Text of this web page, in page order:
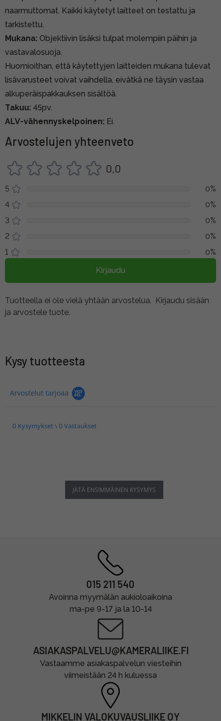
naarmuttomat. Kaikki käytetyt laitteet on testattu ja
tarkistettu.
Mukana: Objektiivin lisäksi tulpat molempiin päihin ja
vastavalosuoja.
Huomioithan, että käytettyjen laitteiden mukana tulevat
lisävarusteet voivat vaihdella, eivätkä ne täysin vastaa
alkuperäispakkauksen sisältöä.
Takuu: 45pv.
ALV-vähennyskelpoinen: Ei.
Arvostelujen yhteenveto
0,0
5
0%
4
0%
3
0%
2
0%
1
0%
Kirjaudu
Tuotteella ei ole vielä yhtään arvostelua. Kirjaudu sisään
ja arvostele tuote.
Kysy tuotteesta
Arvostelut tarjoaa
0 Kysymykset \ 0 Vastaukset
JÄTÄ ENSIMMÄINEN KYSYMYS
015 211 540
Avoinna myymälän aukioloaikoina
ma-pe 9-17 ja la 10-14
ASIAKASPALVELU@KAMERALIIKE.FI
Vastaamme asiakaspalvelun viesteihin
viimeistään 24 h kuluessa
MIKKELIN VALOKUVAUSLIIKE OY